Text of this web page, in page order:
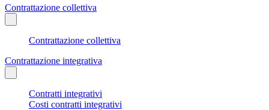
Contrattazione collettiva
Contrattazione collettiva
Contrattazione integrativa
Contratti integrativi
Costi contratti integrativi